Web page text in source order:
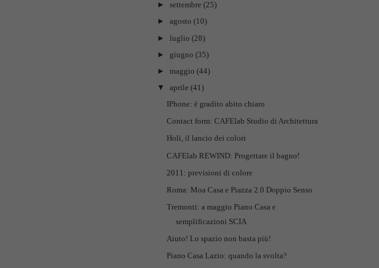
► settembre (25)
► agosto (10)
► luglio (28)
► giugno (35)
► maggio (44)
▼
aprile (41)
IPhone: è gradito abito chiaro
Contact form: CAFElab Studio di Architettura
Holi, il lancio dei colori
CAFElab REWIND: Progettare il bagno!
2011: previsioni di colore
Roma: Moa Casa e Piazza 2.0 Doppio Senso
Tremonti: a maggio Piano Casa e
semplificazioni SCIA
Aiuto! Lo spazio non basta più!
Piano Casa Lazio: quando la svolta?